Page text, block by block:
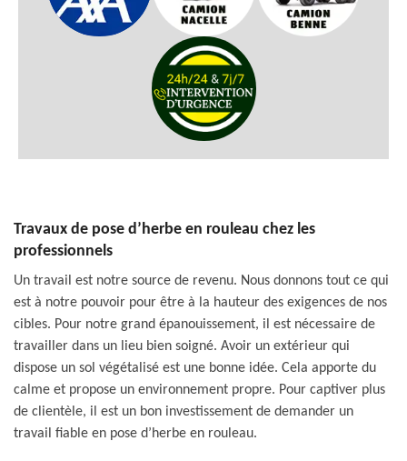
Travaux de pose d’herbe en rouleau chez les
professionnels
Un travail est notre source de revenu. Nous donnons tout ce qui
est à notre pouvoir pour être à la hauteur des exigences de nos
cibles. Pour notre grand épanouissement, il est nécessaire de
travailler dans un lieu bien soigné. Avoir un extérieur qui
dispose un sol végétalisé est une bonne idée. Cela apporte du
calme et propose un environnement propre. Pour captiver plus
de clientèle, il est un bon investissement de demander un
travail fiable en pose d’herbe en rouleau.